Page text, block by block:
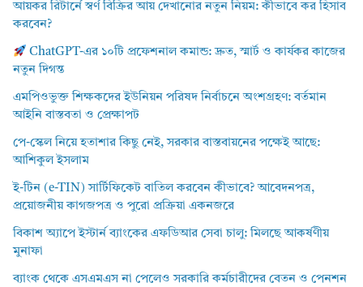
আয়কর রিটার্নে স্বর্ণ বিক্রির আয় দেখানোর নতুন নিয়ম: কীভাবে কর হিসাব
করবেন?
ChatGPT-এর ১০টি প্রফেশনাল কমান্ড: দ্রুত, স্মার্ট ও কার্যকর কাজের
নতুন দিগন্ত
এমপিওভুক্ত শিক্ষকদের ইউনিয়ন পরিষদ নির্বাচনে অংশগ্রহণ: বর্তমান
আইনি বাস্তবতা ও প্রেক্ষাপট
পে-স্কেল নিয়ে হতাশার কিছু নেই, সরকার বাস্তবায়নের পক্ষেই আছে:
আশিকুল ইসলাম
ই-টিন (e-TIN) সার্টিফিকেট বাতিল করবেন কীভাবে? আবেদনপত্র,
প্রয়োজনীয় কাগজপত্র ও পুরো প্রক্রিয়া একনজরে
বিকাশ অ্যাপে ইস্টার্ন ব্যাংকের এফডিআর সেবা চালু: মিলছে আকর্ষণীয়
মুনাফা
ব্যাংক থেকে এসএমএস না পেলেও সরকারি কর্মচারীদের বেতন ও পেনশন